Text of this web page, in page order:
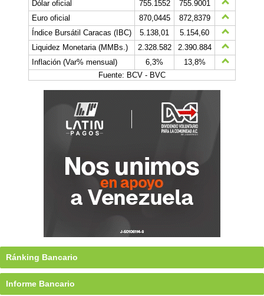
Dólar oficial
755.1552
755.9001
Euro oficial
870,0445
872,8379
Índice Bursátil Caracas (IBC)
5.138,01
5.154,60
Liquidez Monetaria (MMBs.)
2.328.582
2.390.884
Inflación (Var% mensual)
6,3%
13,8%
Fuente: BCV - BVC
Ránking Bancario
Informe Bancario